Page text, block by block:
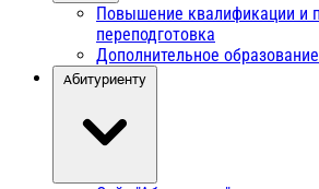
Повышение квалификации и
переподготовка
Дополнительное
Абитуриенту